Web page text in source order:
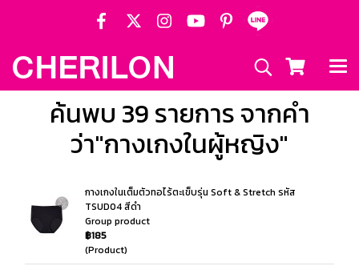
ค้นพบ 39 รายการ จากคำ
ว่า"กางเกงในผู้หญิง"
กางเกงในเต็มตัวทอไร้ตะเข็บรุ่น Soft & Stretch รหัส
TSUD04 สีดำ
Group product
฿185
(Product)